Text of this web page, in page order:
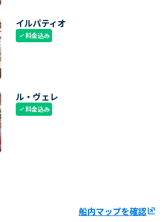
イルパティオ
check料金込み
ル・ヴェレ
check料金込み
船内マップを確認ungroup